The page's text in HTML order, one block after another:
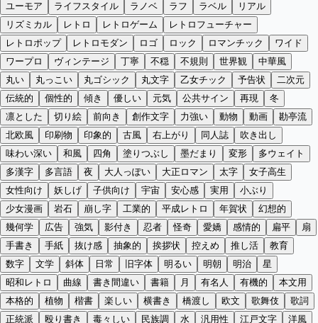
ユーモア
ライフスタイル ラノベ ラフ ラベル
リアル
リズミカル
レトロ レトロゲーム
レトロフューチャー
レトロポップ
レトロモダン ロゴ ロック ロマンチック
ワイド
ワープロ
ヴィンテージ 丁寧 不穏 不規則 世界観
中華風
丸い
丸っこい 丸ゴシック 丸文字 乙女チック 予告状
二次元
伝統的
個性的 傾き 優しい 元気 公共サイン 再現
冬
凛とした
切り絵 前向き 創作文字 力強い 動物 動画
勘亭流
北欧風
印刷物 印象的 古風 右上がり 同人誌
吹き出し
味わい深い
和風 四角 塗りつぶし 墨だまり 変形
多ウェイト
多漢字
多言語 夜 大人っぽい 大正ロマン 太字
女子高生
女性向け
妖しげ 子供向け 宇宙 安心感 実用
小ぶり
少女漫画
岩石 崩し字 工業的 平成レトロ 年賀状
幻想的
幾何学
広告 強気 影付き 忍者 怪奇 愛嬌 感情的 扁平
扇
手書き
手紙 抜け感 抽象的 挨拶状 控えめ 推し活
教育
数字
文学 斜体 日常 旧字体 明るい 明朝 明治
星
昭和レトロ
曲線 書き間違い 書籍 月 有名人 有機的
本文用
本格的
植物 楷書 楽しい 横書き 橋渡し 欧文 歌舞伎
歌詞
正統派
殴り書き 毒々しい 民族調 水 汎用性 江戸文字
洋風